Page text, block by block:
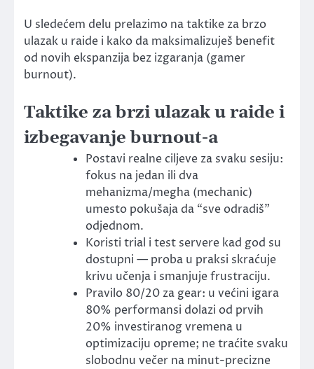
U sledećem delu prelazimo na taktike za brzo
ulazak u raide i kako da maksimalizuješ benefit
od novih ekspanzija bez izgaranja (gamer
burnout).
Taktike za brzi ulazak u raide i
izbegavanje burnout-a
Postavi realne ciljeve za svaku sesiju:
fokus na jedan ili dva
mehanizma/megha (mechanic)
umesto pokušaja da “sve odradiš”
odjednom.
Koristi trial i test servere kad god su
dostupni — proba u praksi skraćuje
krivu učenja i smanjuje frustraciju.
Pravilo 80/20 za gear: u većini igara
80% performansi dolazi od prvih
20% investiranog vremena u
optimizaciju opreme; ne traćite svaku
slobodnu večer na minut-precizne